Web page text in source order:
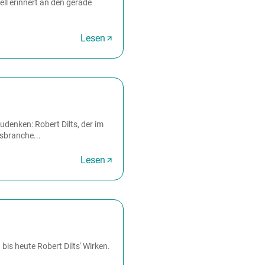
erinnert an den gerade
Lesen
Robert Dilts, der im
Lesen
heute Robert Dilts' Wirken.